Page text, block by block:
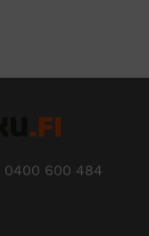
0400 600 484